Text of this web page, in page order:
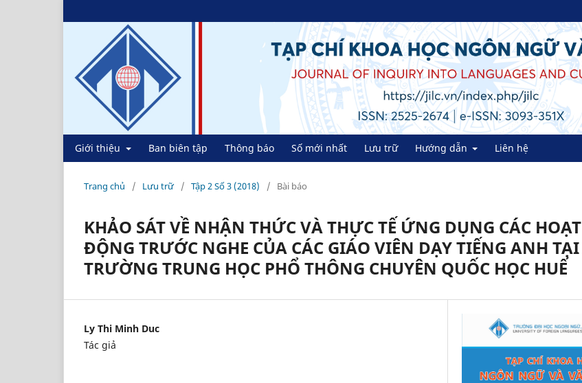
Giới thiệu Ban biên tập Thông báo Số mới nhất Lưu trữ Hướng dẫn Liên hệ
Trang chủ / Lưu trữ / Tập 2 Số 3 (2018) / Bài báo
KHẢO SÁT VỀ NHẬN THỨC VÀ THỰC TẾ ỨNG DỤNG CÁC HOẠT
ĐỘNG TRƯỚC NGHE CỦA CÁC GIÁO VIÊN DẠY TIẾNG ANH TẠI
TRƯỜNG TRUNG HỌC PHỔ THÔNG CHUYÊN QUỐC HỌC HUẾ
Ly Thi Minh Duc
Tác giả